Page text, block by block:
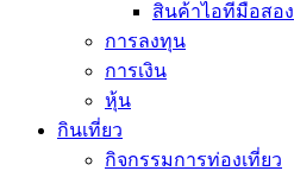
สินค้าไอทีมือสอง
การลงทุน
การเงิน
หุ้น
กินเที่ยว
กิจกรรมการท่องเที่ยว